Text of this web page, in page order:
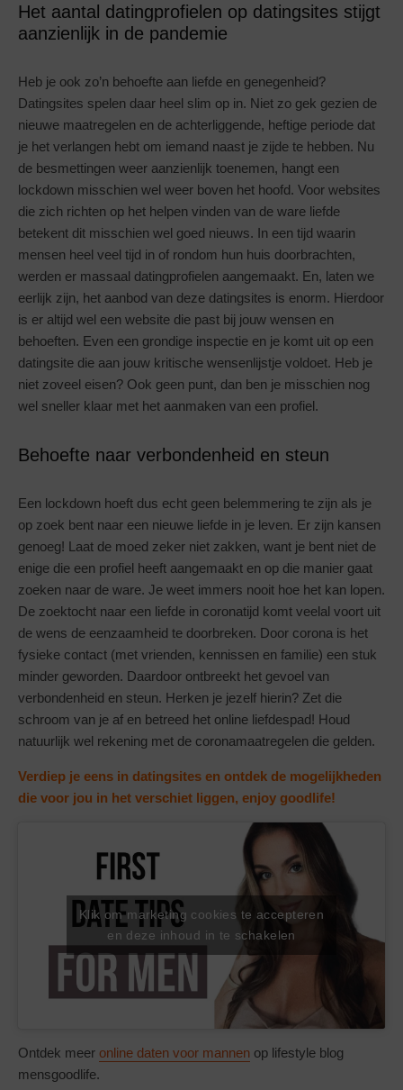
Het aantal datingprofielen op datingsites stijgt
aanzienlijk in de pandemie
Heb je ook zo’n behoefte aan liefde en genegenheid?
Datingsites spelen daar heel slim op in. Niet zo gek gezien de
nieuwe maatregelen en de achterliggende, heftige periode dat
je het verlangen hebt om iemand naast je zijde te hebben. Nu
de besmettingen weer aanzienlijk toenemen, hangt een
lockdown misschien wel weer boven het hoofd. Voor websites
die zich richten op het helpen vinden van de ware liefde
betekent dit misschien wel goed nieuws. In een tijd waarin
mensen heel veel tijd in of rondom hun huis doorbrachten,
werden er massaal datingprofielen aangemaakt. En, laten we
eerlijk zijn, het aanbod van deze datingsites is enorm. Hierdoor
is er altijd wel een website die past bij jouw wensen en
behoeften. Even een grondige inspectie en je komt uit op een
datingsite die aan jouw kritische wensenlijstje voldoet. Heb je
niet zoveel eisen? Ook geen punt, dan ben je misschien nog
wel sneller klaar met het aanmaken van een profiel.
Behoefte naar verbondenheid en steun
Een lockdown hoeft dus echt geen belemmering te zijn als je
op zoek bent naar een nieuwe liefde in je leven. Er zijn kansen
genoeg! Laat de moed zeker niet zakken, want je bent niet de
enige die een profiel heeft aangemaakt en op die manier gaat
zoeken naar de ware. Je weet immers nooit hoe het kan lopen.
De zoektocht naar een liefde in coronatijd komt veelal voort uit
de wens de eenzaamheid te doorbreken. Door corona is het
fysieke contact (met vrienden, kennissen en familie) een stuk
minder geworden. Daardoor ontbreekt het gevoel van
verbondenheid en steun. Herken je jezelf hierin? Zet die
schroom van je af en betreed het online liefdespad! Houd
natuurlijk wel rekening met de coronamaatregelen die gelden.
Verdiep je eens in datingsites en ontdek de mogelijkheden
die voor jou in het verschiet liggen, enjoy goodlife!
Klik om marketing cookies te accepteren
en deze inhoud in te schakelen
Ontdek meer online daten voor mannen op lifestyle blog
mensgoodlife.